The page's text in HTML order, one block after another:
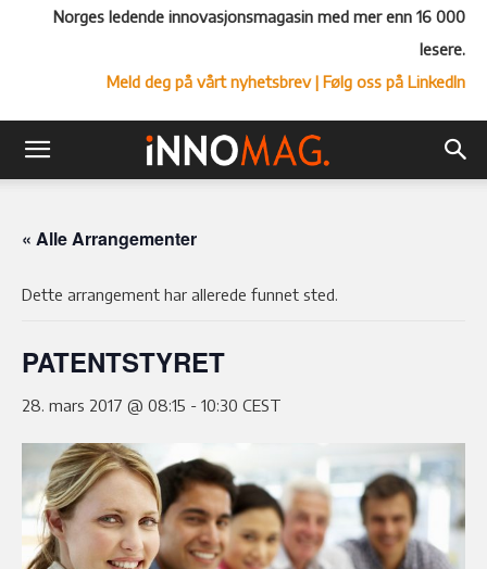
Norges ledende innovasjonsmagasin med mer enn 16 000
lesere.
Meld deg på vårt nyhetsbrev| Følg oss på LinkedIn
« Alle Arrangementer
Dette arrangement har allerede funnet sted.
PATENTSTYRET
28. mars 2017 @ 08:15 - 10:30 CEST